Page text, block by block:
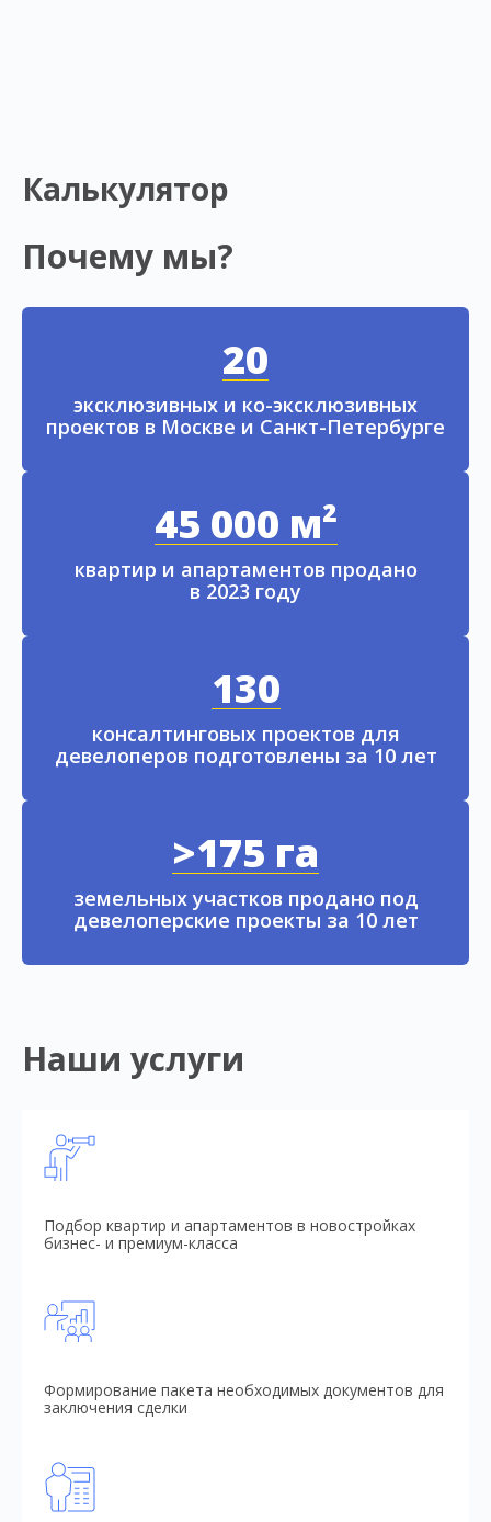
Калькулятор
Почему мы?
20
эксклюзивных и ко-эксклюзивных
проектов в Москве и Санкт-Петербурге
45 000 м²
квартир и апартаментов продано
в 2023 году
130
консалтинговых проектов для
девелоперов подготовлены за 10 лет
>175 га
земельных участков продано под
девелоперские проекты за 10 лет
Наши услуги
Подбор квартир и апартаментов в новостройках
бизнес- и премиум-класса
Формирование пакета необходимых документов для
заключения сделки